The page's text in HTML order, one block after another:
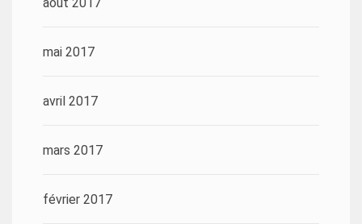
mai 2017
avril 2017
mars 2017
février 2017